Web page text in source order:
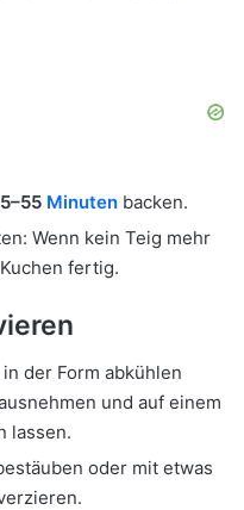
Minuten backen.
Wenn kein Teig mehr
fertig.
der Form abkühlen
und auf einem
lassen.
oder mit etwas